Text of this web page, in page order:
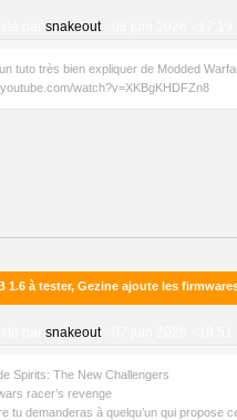
snakeout-
tuto très bien expliquer de Modded
watch?v=XKBgKHDFZn8
1.6 à tester, Gezine ajoute les
snakeout-
Spirits: The New Challengers
racer’s revenge
tu demanderas à quelqu’un qui propose